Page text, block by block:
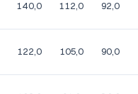
140,0 112,0 92,0
122,0 105,0 90,0